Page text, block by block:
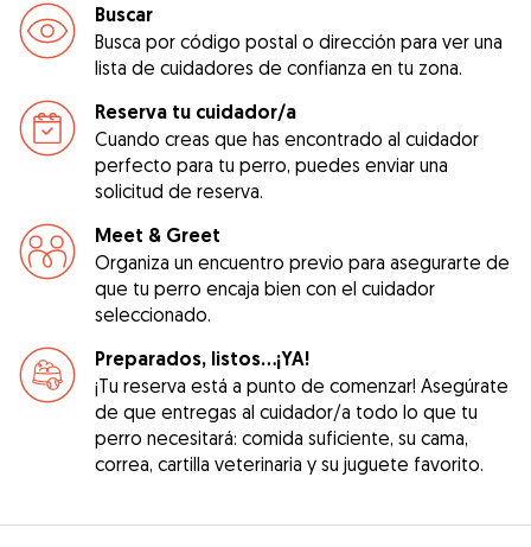
Buscar
Busca por código postal o dirección para ver una
lista de cuidadores de confianza en tu zona.
Reserva tu cuidador/a
Cuando creas que has encontrado al cuidador
perfecto para tu perro, puedes enviar una
solicitud de reserva.
Meet & Greet
Organiza un encuentro previo para asegurarte de
que tu perro encaja bien con el cuidador
seleccionado.
Preparados, listos...¡YA!
¡Tu reserva está a punto de comenzar! Asegúrate
de que entregas al cuidador/a todo lo que tu
perro necesitará: comida suficiente, su cama,
correa, cartilla veterinaria y su juguete favorito.